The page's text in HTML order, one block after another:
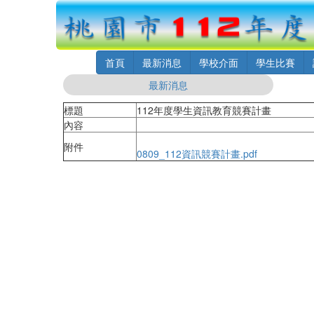
首頁 最新消息 學校介面 學生比賽
最新消息
標題
112年度學生資訊教育競賽計畫
內容
附件
0809_112資訊競賽計畫.pdf